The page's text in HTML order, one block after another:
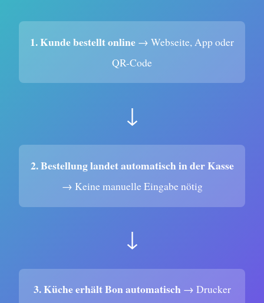
1. Kunde bestellt online → Webseite, App oder
QR-Code
↓
2. Bestellung landet automatisch in der Kasse
→ Keine manuelle Eingabe nötig
↓
3. Küche erhält Bon automatisch→ Drucker